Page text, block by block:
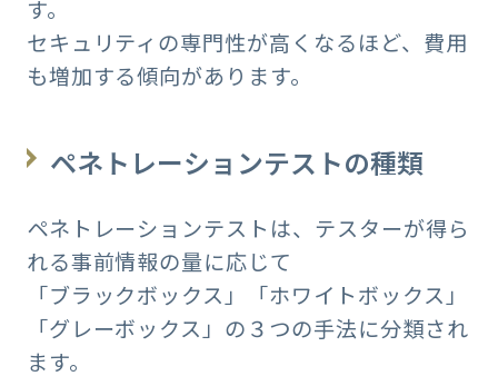
す。
セキュリティの専門性が高くなるほど、費用
も増加する傾向があります。
ペネトレーションテストの種類
ペネトレーションテストは、テスターが得ら
れる事前情報の量に応じて
「ブラックボックス」「ホワイトボックス」
「グレーボックス」の３つの手法に分類され
ます。